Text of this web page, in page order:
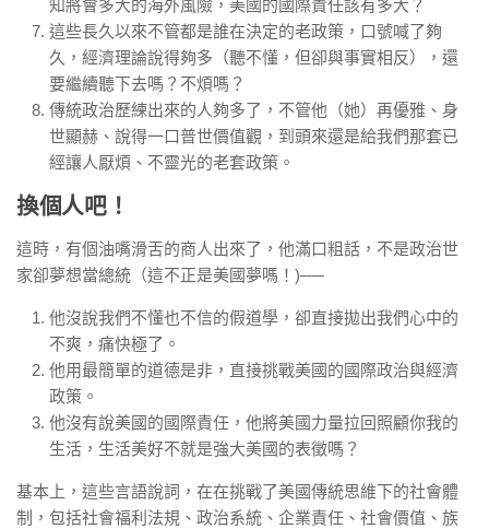
知將會多大的海外風險，美國的國際責任該有多大？
這些長久以來不管都是誰在決定的老政策，口號喊了夠
久，經濟理論說得夠多（聽不懂，但卻與事實相反），還
要繼續聽下去嗎？不煩嗎？
傳統政治歷練出來的人夠多了，不管他（她）再優雅、身
世顯赫、說得一口普世價值觀，到頭來還是給我們那套已
經讓人厭煩、不靈光的老套政策。
換個人吧！
這時，有個油嘴滑舌的商人出來了，他滿口粗話，不是政治世
家卻夢想當總統（這不正是美國夢嗎！)──
他沒說我們不懂也不信的假道學，卻直接拋出我們心中的
不爽，痛快極了。
他用最簡單的道德是非，直接挑戰美國的國際政治與經濟
政策。
他沒有說美國的國際責任，他將美國力量拉回照顧你我的
生活，生活美好不就是強大美國的表徵嗎？
基本上，這些言語說詞，在在挑戰了美國傳統思維下的社會體
制，包括社會福利法規、政治系統、企業責任、社會價值、族